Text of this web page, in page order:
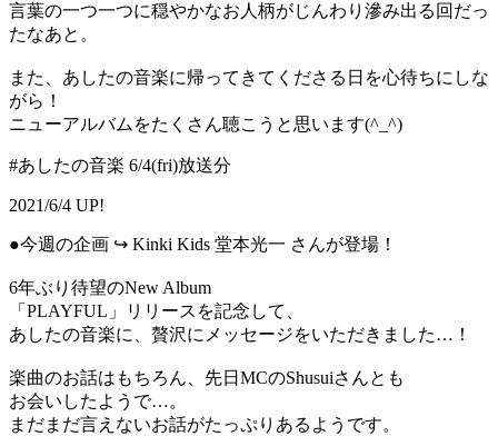
言葉の一つ一つに穏やかなお人柄がじんわり滲み出る回だっ
たなあと。
また、あしたの音楽に帰ってきてくださる日を心待ちにしな
がら！
ニューアルバムをたくさん聴こうと思います(^_^)
#あしたの音楽 6/4(fri)放送分
2021/6/4 UP!
●今週の企画 ↪︎ Kinki Kids 堂本光一 さんが登場！
6年ぶり待望のNew Album
「PLAYFUL」リリースを記念して、
あしたの音楽に、贅沢にメッセージをいただきました…！
楽曲のお話はもちろん、先日MCのShusuiさんとも
お会いしたようで…。
まだまだ言えないお話がたっぷりあるようです。